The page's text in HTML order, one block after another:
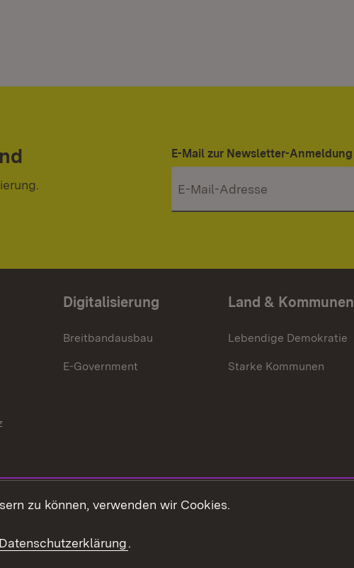
E-Mail zur Newsletter-Anmeldung
Digitalisierung
Breitbandausbau
E-Government
Land & Kommunen
Lebendige Demokratie
Starke Kommunen
zu können, verwenden wir Cookies.
Datenschutzerklärung.